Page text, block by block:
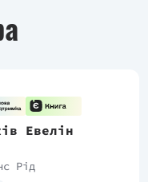
рахує
якими жили
перша іскра.
Евелін
Рід